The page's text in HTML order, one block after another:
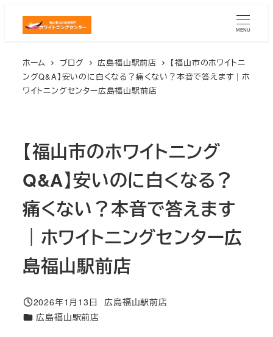
MENU
ホーム ブログ 広島福山駅前店
【福山市のホワイトニ
ングQ&A】安いのに白くなる？痛くない？本音で答えます｜ホ
ワイトニングセンター広島福山駅前店
【福山市のホワイトニング
Q&A】安いのに白くなる？
痛くない？本音で答えます
｜ホワイトニングセンター広
島福山駅前店
投稿日
2026年1月13日
著
広島福山駅前店
カテゴリー
広島福山駅前店